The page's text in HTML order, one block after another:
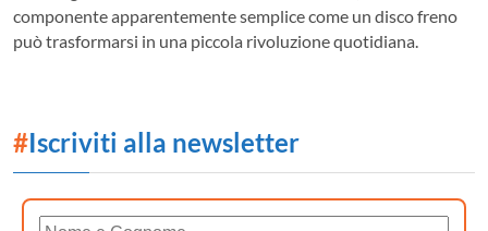
componente apparentemente semplice come un disco freno
può trasformarsi in una piccola rivoluzione quotidiana.
#Iscriviti alla newsletter